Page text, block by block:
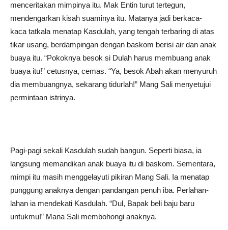
menceritakan mimpinya itu. Mak Entin turut tertegun,
mendengarkan kisah suaminya itu. Matanya jadi berkaca-
kaca tatkala menatap Kasdulah, yang tengah terbaring di atas
tikar usang, berdampingan dengan baskom berisi air dan anak
buaya itu. “Pokoknya besok si Dulah harus membuang anak
buaya itu!” cetusnya, cemas. “Ya, besok Abah akan menyuruh
dia membuangnya, sekarang tidurlah!” Mang Sali menyetujui
permintaan istrinya.
Pagi-pagi sekali Kasdulah sudah bangun. Seperti biasa, ia
langsung memandikan anak buaya itu di baskom. Sementara,
mimpi itu masih menggelayuti pikiran Mang Sali. Ia menatap
punggung anaknya dengan pandangan penuh iba. Perlahan-
lahan ia mendekati Kasdulah. “Dul, Bapak beli baju baru
untukmu!” Mana Sali membohongi anaknya.